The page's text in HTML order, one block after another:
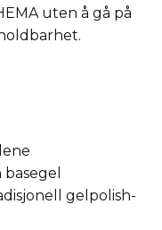
uten å gå på
gelpolish-